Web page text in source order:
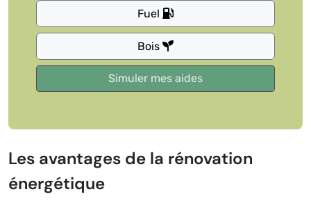
Fuel
Bois
Les avantages de la rénovation
énergétique